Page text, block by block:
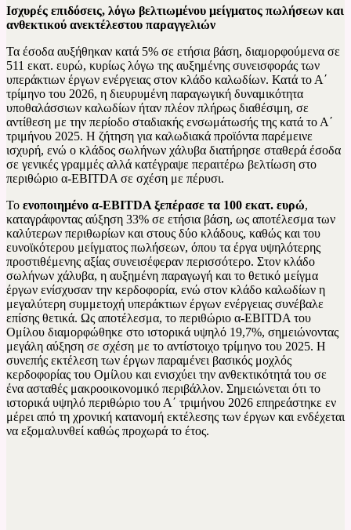
Ισχυρές επιδόσεις, λόγω βελτιωμένου μείγματος πωλήσεων και
ανθεκτικού ανεκτέλεστου παραγγελιών
Τα έσοδα αυξήθηκαν κατά 5% σε ετήσια βάση, διαμορφούμενα σε
511 εκατ. ευρώ, κυρίως λόγω της αυξημένης συνεισφοράς των
υπεράκτιων έργων ενέργειας στον κλάδο καλωδίων. Κατά το Α΄
τρίμηνο του 2026, η διευρυμένη παραγωγική δυναμικότητα
υποθαλάσσιων καλωδίων ήταν πλέον πλήρως διαθέσιμη, σε
αντίθεση με την περίοδο σταδιακής ενσωμάτωσής της κατά το Α΄
τριμήνου 2025. Η ζήτηση για καλωδιακά προϊόντα παρέμεινε
ισχυρή, ενώ ο κλάδος σωλήνων χάλυβα διατήρησε σταθερά έσοδα
σε γενικές γραμμές αλλά κατέγραψε περαιτέρω βελτίωση στο
περιθώριο α-EBITDA σε σχέση με πέρυσι.
Το ενοποιημένο α-EBITDA ξεπέρασε τα 100 εκατ. ευρώ,
καταγράφοντας αύξηση 33% σε ετήσια βάση, ως αποτέλεσμα των
καλύτερων περιθωρίων και στους δύο κλάδους, καθώς και του
ευνοϊκότερου μείγματος πωλήσεων, όπου τα έργα υψηλότερης
προστιθέμενης αξίας συνεισέφεραν περισσότερο. Στον κλάδο
σωλήνων χάλυβα, η αυξημένη παραγωγή και το θετικό μείγμα
έργων ενίσχυσαν την κερδοφορία, ενώ στον κλάδο καλωδίων η
μεγαλύτερη συμμετοχή υπεράκτιων έργων ενέργειας συνέβαλε
επίσης θετικά. Ως αποτέλεσμα, το περιθώριο α-EBITDA του
Ομίλου διαμορφώθηκε στο ιστορικά υψηλό 19,7%, σημειώνοντας
μεγάλη αύξηση σε σχέση με το αντίστοιχο τρίμηνο του 2025. Η
συνεπής εκτέλεση των έργων παραμένει βασικός μοχλός
κερδοφορίας του Ομίλου και ενισχύει την ανθεκτικότητά του σε
ένα ασταθές μακροοικονομικό περιβάλλον. Σημειώνεται ότι το
ιστορικά υψηλό περιθώριο του Α΄ τριμήνου 2026 επηρεάστηκε εν
μέρει από τη χρονική κατανομή εκτέλεσης των έργων και ενδέχεται
να εξομαλυνθεί καθώς προχωρά το έτος.